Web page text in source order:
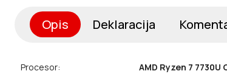
Opis Deklaracija
Procesor: AMD Ryzen 7